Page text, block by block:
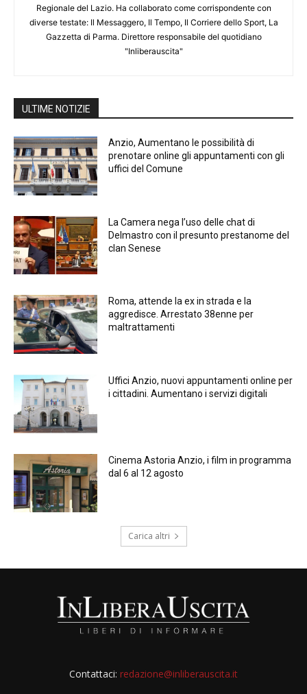
Regionale del Lazio. Ha collaborato come corrispondente con
diverse testate: Il Messaggero, Il Tempo, Il Corriere dello Sport, La
Gazzetta di Parma. Direttore responsabile del quotidiano
"Inliberauscita"
ULTIME NOTIZIE
Anzio, Aumentano le possibilità di
prenotare online gli appuntamenti con gli
uffici del Comune
La Camera nega l’uso delle chat di
Delmastro con il presunto prestanome del
clan Senese
Roma, attende la ex in strada e la
aggredisce. Arrestato 38enne per
maltrattamenti
Uffici Anzio, nuovi appuntamenti online per
i cittadini. Aumentano i servizi digitali
Cinema Astoria Anzio, i film in programma
dal 6 al 12 agosto
Carica altri
Contattaci: redazione@inliberauscita.it